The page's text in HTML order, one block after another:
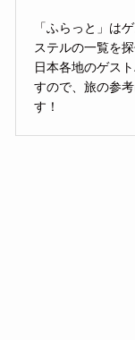
「ふらっと」は
ステルの一覧を
日本各地のゲス
すので、旅の参
す！